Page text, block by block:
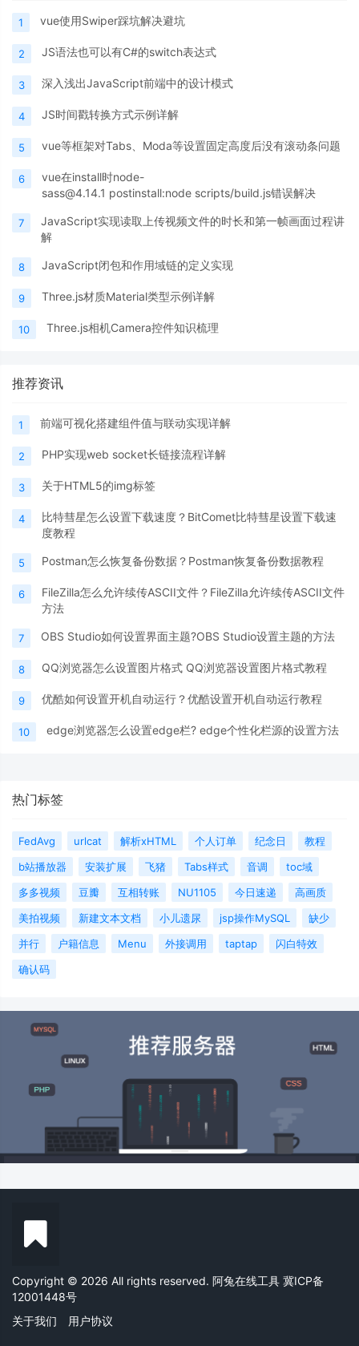
1 vue使用Swiper踩坑解决避坑
2 JS语法也可以有C#的switch表达式
3 深入浅出JavaScript前端中的设计模式
4 JS时间戳转换方式示例详解
5 vue等框架对Tabs、Moda等设置固定高度后没有滚动条问题
6
vue在install时node-
sass@4.14.1 postinstall:node scripts/build.js错误解决
7
JavaScript实现读取上传视频文件的时长和第一帧画面过程讲
解
8 JavaScript闭包和作用域链的定义实现
9 Three.js材质Material类型示例详解
10 Three.js相机Camera控件知识梳理
推荐资讯
1 前端可视化搭建组件值与联动实现详解
2 PHP实现web socket长链接流程详解
3 关于HTML5的img标签
4
比特彗星怎么设置下载速度？BitComet比特彗星设置下载速
度教程
5 Postman怎么恢复备份数据？Postman恢复备份数据教程
6
FileZilla怎么允许续传ASCII文件？FileZilla允许续传ASCII文件
方法
7 OBS Studio如何设置界面主题?OBS Studio设置主题的方法
8 QQ浏览器怎么设置图片格式 QQ浏览器设置图片格式教程
9 优酷如何设置开机自动运行？优酷设置开机自动运行教程
10 edge浏览器怎么设置edge栏? edge个性化栏源的设置方法
热门标签
FedAvg urlcat 解析xHTML 个人订单 纪念日
教程
b站播放器
安装扩展 飞猪 Tabs样式 音调
toc域
多多视频
豆瓣 互相转账 NU1105 今日速递
高画质
美拍视频
新建文本文档 小儿遗尿 jsp操作MySQL
缺少
并行
户籍信息 Menu 外接调用 taptap
闪白特效
确认码
Copyright © 2026 All rights reserved. 阿兔在线工具 冀ICP备
12001448号
关于我们
用户协议